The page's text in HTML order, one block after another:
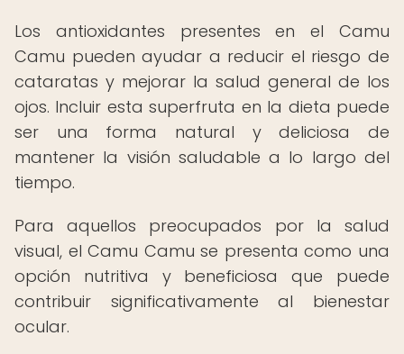
Los antioxidantes presentes en el Camu
Camu pueden ayudar a reducir el riesgo de
cataratas y mejorar la salud general de los
ojos. Incluir esta superfruta en la dieta puede
ser una forma natural y deliciosa de
mantener la visión saludable a lo largo del
tiempo.
Para aquellos preocupados por la salud
visual, el Camu Camu se presenta como una
opción nutritiva y beneficiosa que puede
contribuir significativamente al bienestar
ocular.